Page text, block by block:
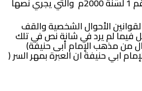
الثالثة من القانون رقم 1 لسنة 2000م والتي يجري نصها
الأحوال الشخصية والقف
فيما لم يرد في شانة نص في تلك
من مذهب الإمام أبى حنيفة)
ابي حنيفة ان العبرة بمهر السر (